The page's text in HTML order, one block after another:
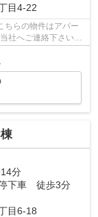
目4-22
ちらの物件はアパー
社へご連絡下さい。
14分
停下車 徒歩3分
目6-18